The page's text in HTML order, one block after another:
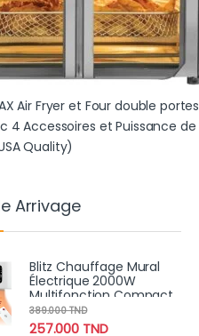
Air Fryer et Four double portes
4 Accessoires et Puissance de
Quality)
Arrivage
Blitz Chauffage Mural
Électrique 2000W
Multifonction Compact
et Étanche pour Salle de
Bain et Maison
257.000 TND
389.000TND